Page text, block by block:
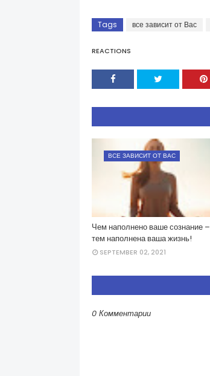
Tags все зависит от Вас
REACTIONS
ВСЕ ЗАВИСИТ ОТ ВАС
Чем наполнено ваше сознание –
тем наполнена ваша жизнь!
SEPTEMBER 02, 2021
0 Комментарии